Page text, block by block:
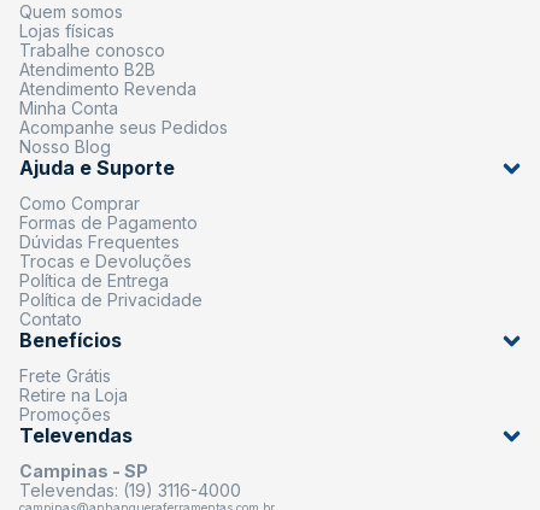
Quem somos
Lojas físicas
Trabalhe conosco
Atendimento B2B
Atendimento Revenda
Minha Conta
Acompanhe seus Pedidos
Nosso Blog
Ajuda e Suporte
Como Comprar
Formas de Pagamento
Dúvidas Frequentes
Trocas e Devoluções
Política de Entrega
Política de Privacidade
Contato
Benefícios
Frete Grátis
Retire na Loja
Promoções
Televendas
Campinas - SP
Televendas: (19) 3116-4000